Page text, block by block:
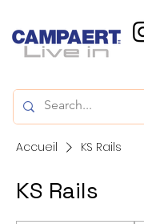
Accueil KS Rails
KS Rails